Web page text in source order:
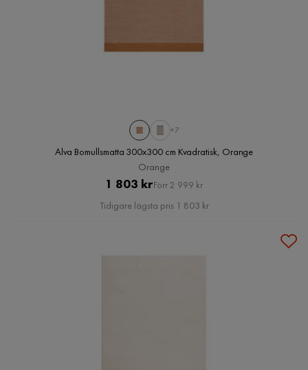
+7
Alva Bomullsmatta 300x300 cm Kvadratisk, Orange
Orange
Pris
1 803 krOriginal
Pris
Förr 2 999 kr
Tidigare lägsta pris 1 803 kr